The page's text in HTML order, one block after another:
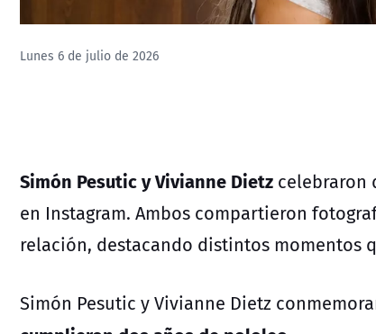
Lunes 6 de julio de 2026
Simón Pesutic y Vivianne Dietz celebraron
en Instagram. Ambos compartieron
relación, destacando distintos momentos
Simón Pesutic y Vivianne Dietz